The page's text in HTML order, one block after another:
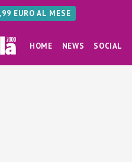
EURO AL MESE
HOME NEWS SOCIAL